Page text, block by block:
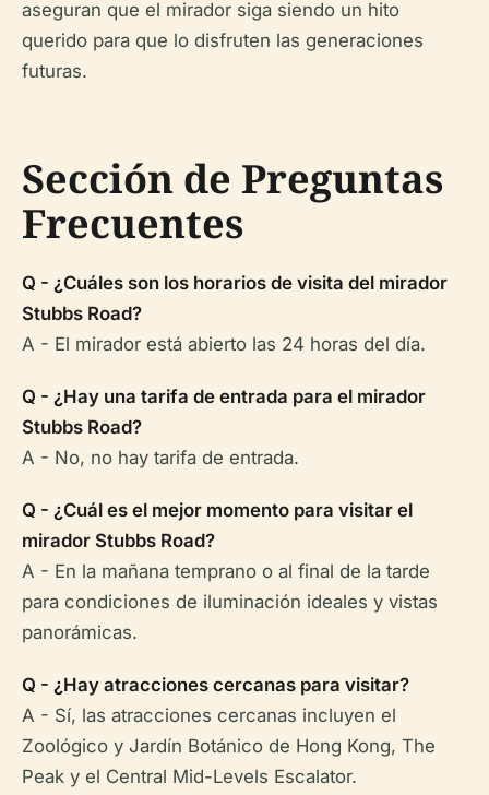
aseguran que el mirador siga siendo un hito
querido para que lo disfruten las generaciones
futuras.
Sección de Preguntas
Frecuentes
Q - ¿Cuáles son los horarios de visita del mirador
Stubbs Road?
A - El mirador está abierto las 24 horas del día.
Q - ¿Hay una tarifa de entrada para el mirador
Stubbs Road?
A - No, no hay tarifa de entrada.
Q - ¿Cuál es el mejor momento para visitar el
mirador Stubbs Road?
A - En la mañana temprano o al final de la tarde
para condiciones de iluminación ideales y vistas
panorámicas.
Q - ¿Hay atracciones cercanas para visitar?
A - Sí, las atracciones cercanas incluyen el
Zoológico y Jardín Botánico de Hong Kong, The
Peak y el Central Mid-Levels Escalator.